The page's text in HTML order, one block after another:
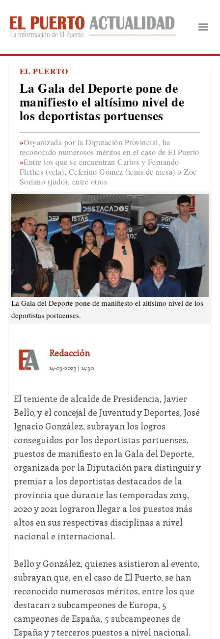
EL PUERTO
La Gala del Deporte pone de
manifiesto el altísimo nivel de
los deportistas portuenses
Organizada por la Diputación Provincial, ha
reconocido numerosos méritos en el caso de El Puerto
Entre los que se encuentran Carlos y Fernando
Flethes (vela), Ceferino Gómez (tenis de mesa) o Zoe
Soriano (judo), entre otros
La Gala del Deporte pone de manifiesto el altísimo nivel de los
deportistas portuenses.
Redacción
14-03-2023 | 14:30
El teniente de alcalde de Presidencia, Javier
Bello, y el concejal de Juventud y Deportes, José
Ignacio González, subrayan los logros
conseguidos por los deportistas portuenses,
puestos de manifiesto en la Gala del Deporte,
organizada por la Diputación para distinguir y
premiar a los deportistas destacados de la
provincia que durante las temporadas 2019,
2020 y 2021 lograron llegar a los puestos más
altos en sus respectivas disciplinas a nivel
nacional e internacional.
Bello y González, quienes asistieron al evento,
subrayan que, en el caso de El Puerto, se han
reconocido numerosos méritos, entre los que
destacan 2 subcampeones de Europa, 5
campeones de España, 5 subcampeones de
España y 7 terceros puestos a nivel nacional.